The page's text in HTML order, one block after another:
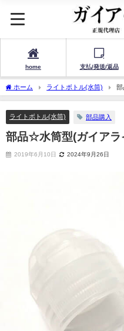
home 支払/発送/返品
ホーム ライトボトル(水筒)
ライトボトル(水筒) 部品購入
部品☆水筒型(ガイアラ
2019年6月10日 2024年9月26日